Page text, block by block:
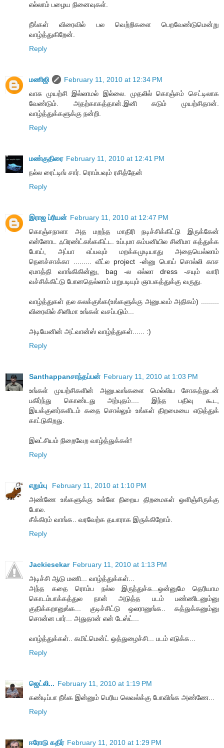
எல்லாம் பழைய நினைவுகள்.
நீங்கள் விரைவில் பல வெற்றிகளை பெறவேண்டுமென்று
வாழ்த்துகிறேன்.
Reply
மணிஜி
February 11, 2010 at 12:34 PM
வாசு முயற்சி இல்லாமல் இல்லை. முதலில் கொஞ்சம் செட்டிலாக
வேண்டும். அதற்காகத்தான்.இனி கடும் முயற்சிதான்.
வாழ்த்துக்களுக்கு நன்றி.
Reply
மண்குதிரை February 11, 2010 at 12:41 PM
நல்ல ரைட்டிங் சார். ரொம்பவும் ரசித்தேன்
Reply
இராஜ ப்ரியன் February 11, 2010 at 12:47 PM
கொஞ்சநாளா அத மறந்த மாதிரி நடிச்சிக்கிட்டு இருக்கேன்
என்னோட ஃபிரண்ட்சுங்ககிட்ட. உப்புமா கம்பனியில சினிமா கத்துக்க
போய், அப்பா எப்பவும் மறக்கமுடியாது அதையெல்லாம்
நெனச்சாக்கா ......... வீட்ல project -ன்னு பொய் சொல்லி காச
ஏமாத்தி வாங்கிகின்னு, bag -ல எல்லா dress -சயும் வாரி
வச்சிக்கிட்டு போனதெல்லாம் மறுபடியும் ஞாபகத்துக்கு வருது.
வாழ்த்துகள் தல கலக்குங்க(உங்களுக்கு அனுபவம் அதிகம்) .........
விரைவில் சினிமா உங்கள் வசப்படும்...
அடியேனின் அட்வான்ஸ் வாழ்த்துகள்...... :)
Reply
Santhappanசாந்தப்பன் February 11, 2010 at 1:03 PM
உங்கள் முயற்சிகளின் அனுபவங்களை மெல்லிய சோகத்துடன்
பகிர்ந்து கொண்டது அற்புதம்.... இந்த பதிவு கூட,
இயக்குனர்களிடம் கதை சொல்லும் உங்கள் திறமையை எடுத்துக்
காட்டுகிறது.
இலட்சியம் நிறைவேற வாழ்த்துக்கள்!
Reply
எறும்பு
February 11, 2010 at 1:10 PM
அண்ணே உங்களுக்கு உள்ளே நிறைய திறமைகள் ஒளிஞ்சிருக்கு
போல.
சீக்கிரம் வாங்க.. வரவேற்க தயாராக இருக்கிறோம்.
Reply
Jackiesekar February 11, 2010 at 1:13 PM
அடிச்சி ஆடு மணி... வாழ்த்துக்கள்...
அந்த கதை ரொம்ப நல்ல இருந்துச்சு...ஒன்னுமே தெரியாம
கொடம்பாக்கத்துல நான் அடுத்த படம் பண்ணிடனும்னு
குதிக்கறானுங்க... குடிச்சிட்டு ஒலரானுங்க.. கத்துக்கனும்னு
சொன்ன பார்... அதுதான் என் டேஸ்ட்...
வாழ்த்துக்கள்.. கமிட்மென்ட் ஒத்துழைச்சி... படம் எடுக்க...
Reply
ஜெட்லி... February 11, 2010 at 1:19 PM
கண்டிப்பா நீங்க இன்னும் பெரிய லெவல்க்கு போவிங்க அண்ணே...
Reply
ஈரோடு கதிர் February 11, 2010 at 1:29 PM